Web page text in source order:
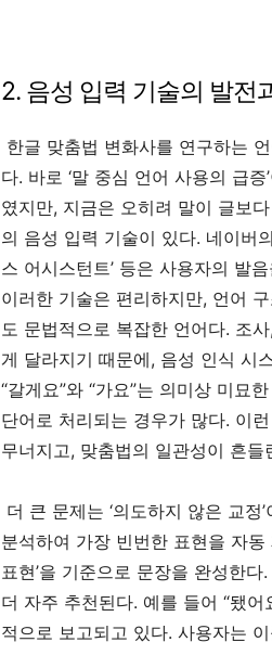
2. 음성 입력 기술의 발전
한글 맞춤법 변화사를 연구하는
다. 바로 ‘말 중심 언어 사용의 급
였지만, 지금은 오히려 말이 글보
의 음성 입력 기술이 있다. 네이버의
스 어시스턴트’ 등은 사용자의 발
이러한 기술은 편리하지만, 언어
도 문법적으로 복잡한 언어다. 조
게 달라지기 때문에, 음성 인식 시
“갈게요”와 “가요”는 의미상 미묘
단어로 처리되는 경우가 많다. 이
무너지고, 맞춤법의 일관성이 흔들
더 큰 문제는 ‘의도하지 않은 교
분석하여 가장 빈번한 표현을 자동
표현’을 기준으로 문장을 완성한
더 자주 추천된다. 예를 들어 “됐
적으로 보고되고 있다. 사용자는